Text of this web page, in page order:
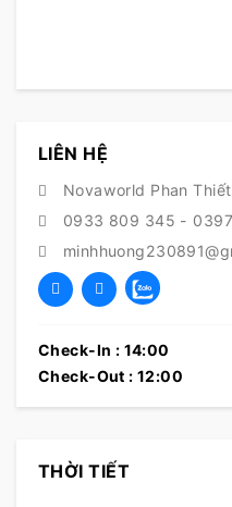
LIÊN HỆ
Novaworld Phan Thiết
0933 809 345 -
Check-In : 14:00
Check-Out : 12:00
THỜI TIẾT